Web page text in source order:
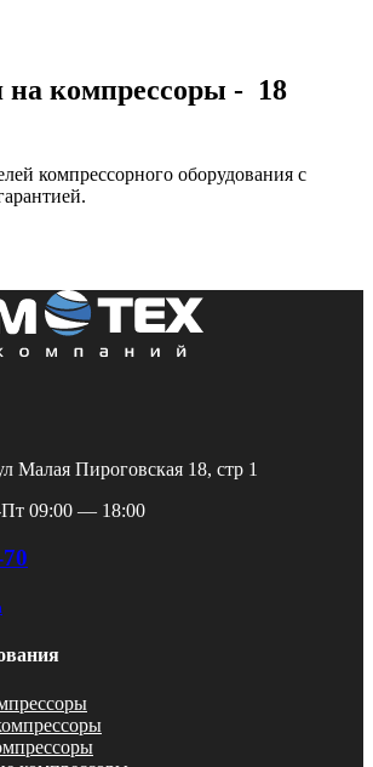
на компрессоры - 18
компрессорного оборудования с
Малая Пироговская 18, стр 1
09:00 — 18:00